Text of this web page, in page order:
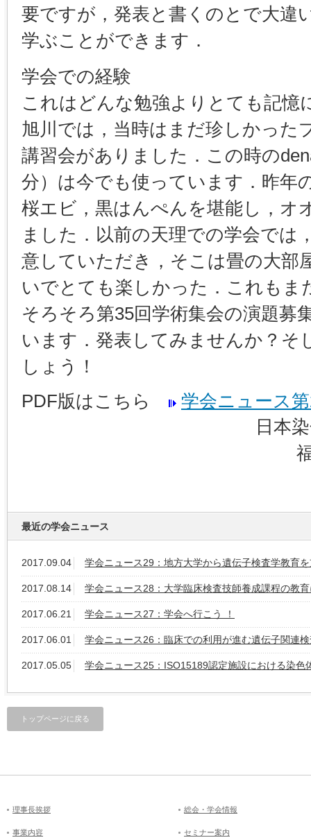
要ですが，発表と書くのとで大違
学ぶことができます．
学会での経験
これはどんな勉強よりとても記憶
旭川では，当時はまだ珍しかった
講習会がありました．この時の
分）は今でも使っています．昨年
桜エビ，黒はんぺんを堪能し，オ
ました．以前の天理での学会では
意していただき，そこは畳の大部
いでとても楽しかった．これもま
そろそろ第35回学術集会の演題募
います．発表してみませんか？そ
しょう！
PDF版はこちら
学会ニュース
日本
最近の学会ニュース
2017.09.04 学会ニュース29：地方大学から遺伝子検査学教育
2017.08.14 学会ニュース28：大学臨床検査技師養成課程の教
2017.06.21 学会ニュース27：学会へ行こう ！
2017.06.01 学会ニュース26：臨床での利用が進む遺伝子関連
2017.05.05 学会ニュース25：ISO15189認定施設における染色
トップページに戻る
理事長挨拶
事業内容
総会・学会情報
セミナー案内